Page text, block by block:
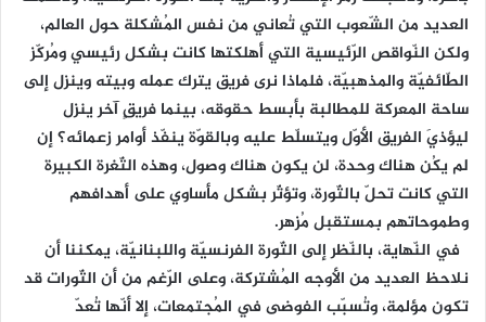
العديد من الشّعوب التي تُعاني من نفس المُشكلة حول العالم،
ولكن النّواقص الرّئيسية التي أهلكتها كانت بشكل رئيسي ومُركّز
الطّائفيّة والمذهبيّة، فلماذا نرى فريق يترك عمله وبيته وينزل إلى
ساحة المعركة للمطالبة بأبسط حقوقه، بينما فريقٍ آخر ينزل
ليؤذيَ الفريق الأوّل ويتسلّط عليه وبالقوّة ينفّذ أوامر زعمائه؟ إن
لم يكُن هناك وِحدة، لن يكون هناك وصول، وهذه الثّغرة الكبيرة
التي كانت تحلّ بالثّورة، وتؤثّر بشكل مأساوي على أهدافهم
وطموحاتهم بمستقبل مُزهر.
في النّهاية، بالنّظر إلى الثّورة الفرنسيّة واللبنانيّة، يمكننا أن
نلاحظ العديد من الأوجه المُشتركة، وعلى الرّغم من أن الثّورات قد
تكون مؤلمة، وتُسبّب الفوضى في المُجتمعات، إلا أنّها تُعدّ